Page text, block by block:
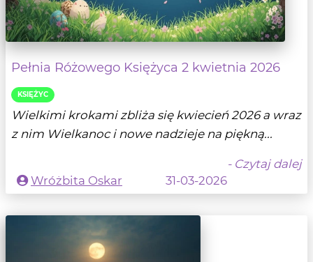
Pełnia Różowego Księżyca 2 kwietnia 2026
KSIĘŻYC
Wielkimi krokami zbliża się kwiecień 2026 a wraz
z nim Wielkanoc i nowe nadzieje na piękną...
- Czytaj dalej
Wróżbita Oskar
31-03-2026